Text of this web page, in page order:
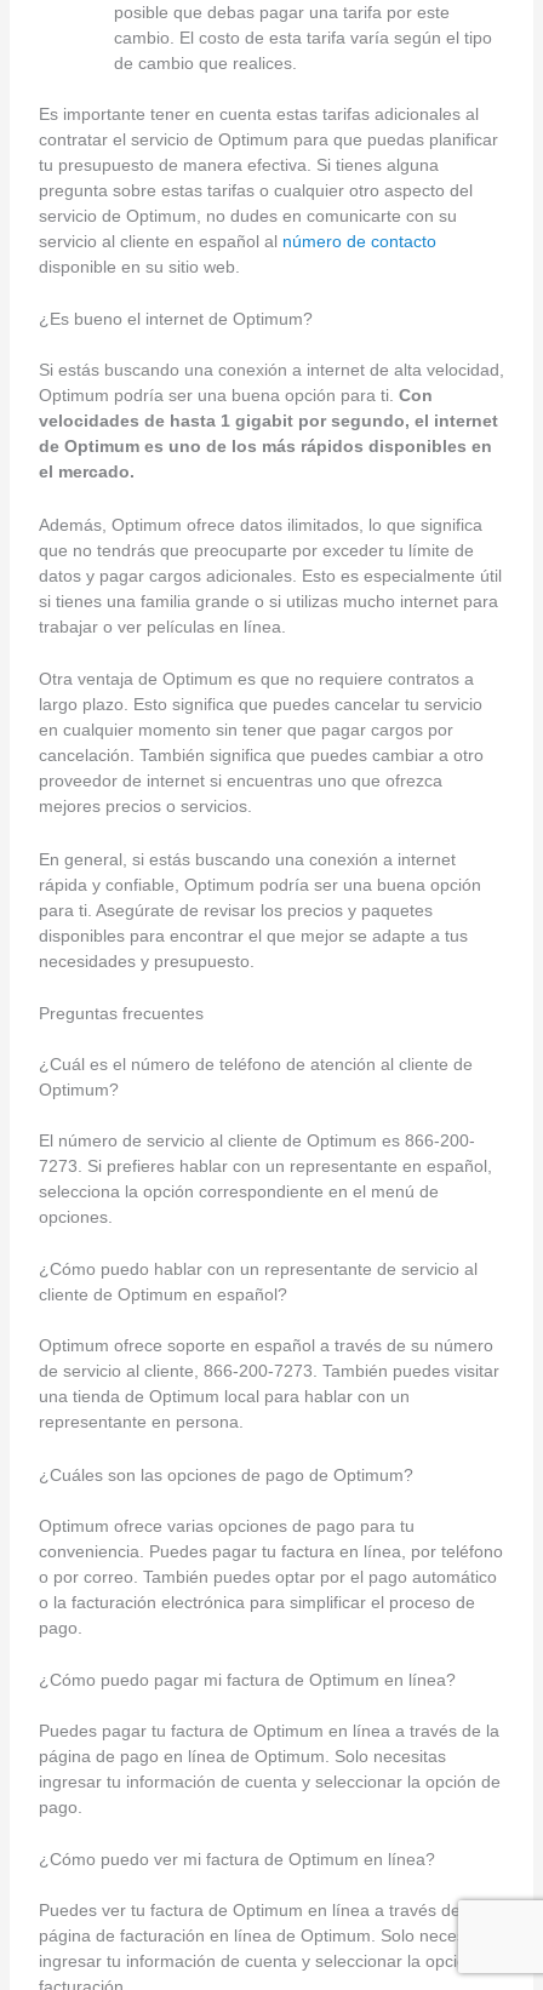
posible que debas pagar una tarifa por este
cambio. El costo de esta tarifa varía según el tipo
de cambio que realices.
Es importante tener en cuenta estas tarifas adicionales al
contratar el servicio de Optimum para que puedas planificar
tu presupuesto de manera efectiva. Si tienes alguna
pregunta sobre estas tarifas o cualquier otro aspecto del
servicio de Optimum, no dudes en comunicarte con su
servicio al cliente en español al número de contacto
disponible en su sitio web.
¿Es bueno el internet de Optimum?
Si estás buscando una conexión a internet de alta velocidad,
Optimum podría ser una buena opción para ti. Con
velocidades de hasta 1 gigabit por segundo, el internet
de Optimum es uno de los más rápidos disponibles en
el mercado.
Además, Optimum ofrece datos ilimitados, lo que significa
que no tendrás que preocuparte por exceder tu límite de
datos y pagar cargos adicionales. Esto es especialmente útil
si tienes una familia grande o si utilizas mucho internet para
trabajar o ver películas en línea.
Otra ventaja de Optimum es que no requiere contratos a
largo plazo. Esto significa que puedes cancelar tu servicio
en cualquier momento sin tener que pagar cargos por
cancelación. También significa que puedes cambiar a otro
proveedor de internet si encuentras uno que ofrezca
mejores precios o servicios.
En general, si estás buscando una conexión a internet
rápida y confiable, Optimum podría ser una buena opción
para ti. Asegúrate de revisar los precios y paquetes
disponibles para encontrar el que mejor se adapte a tus
necesidades y presupuesto.
Preguntas frecuentes
¿Cuál es el número de teléfono de atención al cliente de
Optimum?
El número de servicio al cliente de Optimum es 866-200-
7273. Si prefieres hablar con un representante en español,
selecciona la opción correspondiente en el menú de
opciones.
¿Cómo puedo hablar con un representante de servicio al
cliente de Optimum en español?
Optimum ofrece soporte en español a través de su número
de servicio al cliente, 866-200-7273. También puedes visitar
una tienda de Optimum local para hablar con un
representante en persona.
¿Cuáles son las opciones de pago de Optimum?
Optimum ofrece varias opciones de pago para tu
conveniencia. Puedes pagar tu factura en línea, por teléfono
o por correo. También puedes optar por el pago automático
o la facturación electrónica para simplificar el proceso de
pago.
¿Cómo puedo pagar mi factura de Optimum en línea?
Puedes pagar tu factura de Optimum en línea a través de la
página de pago en línea de Optimum. Solo necesitas
ingresar tu información de cuenta y seleccionar la opción de
pago.
¿Cómo puedo ver mi factura de Optimum en línea?
Puedes ver tu factura de Optimum en línea a través de la
página de facturación en línea de Optimum. Solo necesitas
ingresar tu información de cuenta y seleccionar la opción de